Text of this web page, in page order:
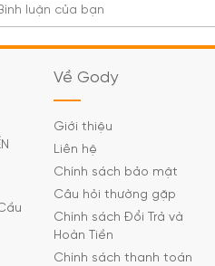
Về Gody
Giới thiệu
Liên hệ
Chính sách bảo mật
Câu hỏi thường gặp
Chính sách Đổi Trả và
Hoàn Tiền
Chính sách thanh toán